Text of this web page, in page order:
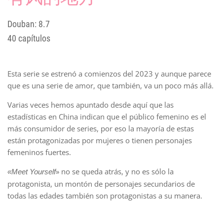
Douban: 8.7
40 capítulos
Esta serie se estrenó a comienzos del 2023 y aunque parece
que es una serie de amor, que también, va un poco más allá.
Varias veces hemos apuntado desde aquí que las
estadísticas en China indican que el público femenino es el
más consumidor de series, por eso la mayoría de estas
están protagonizadas por mujeres o tienen personajes
femeninos fuertes.
«Meet Yourself» no se queda atrás, y no es sólo la
protagonista, un montón de personajes secundarios de
todas las edades también son protagonistas a su manera.